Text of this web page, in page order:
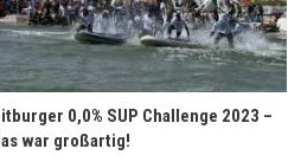
0,0% SUP Challenge 2023 –
war großartig!